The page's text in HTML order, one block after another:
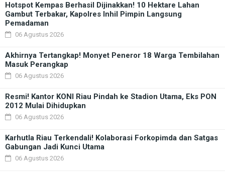
Hotspot Kempas Berhasil Dijinakkan! 10 Hektare Lahan
Gambut Terbakar, Kapolres Inhil Pimpin Langsung
Pemadaman
06 Agustus 2026
Akhirnya Tertangkap! Monyet Peneror 18 Warga Tembilahan
Masuk Perangkap
06 Agustus 2026
Resmi! Kantor KONI Riau Pindah ke Stadion Utama, Eks PON
2012 Mulai Dihidupkan
06 Agustus 2026
Karhutla Riau Terkendali! Kolaborasi Forkopimda dan Satgas
Gabungan Jadi Kunci Utama
06 Agustus 2026